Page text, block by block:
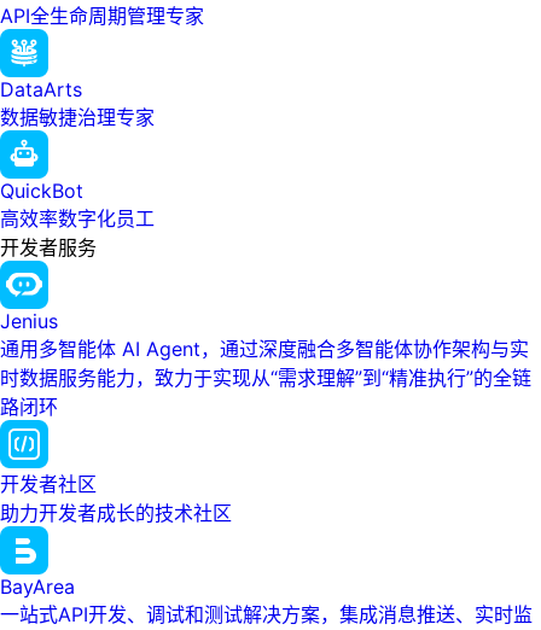
API全生命周期管理专家
DataArts
数据敏捷治理专家
QuickBot
高效率数字化员工
开发者服务
Jenius
通用多智能体 AI Agent，通过深度融合多智能体协作架构与实
时数据服务能力，致力于实现从“需求理解”到“精准执行”的全链
路闭环
开发者社区
助力开发者成长的技术社区
BayArea
一站式API开发、调试和测试解决方案，集成消息推送、实时监